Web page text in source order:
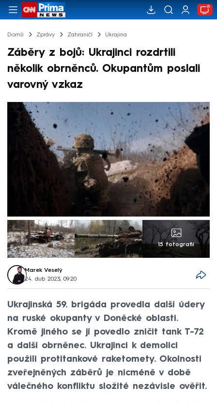
Domů Zprávy Zahraničí Ukrajina
Záběry z bojů: Ukrajinci rozdrtili
několik obrněnců. Okupantům poslali
varovný vzkaz
15 fotografií
Marek Veselý
24. dub 2023, 09:20
Ukrajinská 59. brigáda provedla další údery
na ruské okupanty v Doněcké oblasti.
Kromě jiného se jí povedlo zničit tank T-72
a další obrněnec. Ukrajinci k demolici
použili protitankové raketomety. Okolnosti
zveřejněných záběrů je nicméně v době
válečného konfliktu složité nezávisle ověřit.